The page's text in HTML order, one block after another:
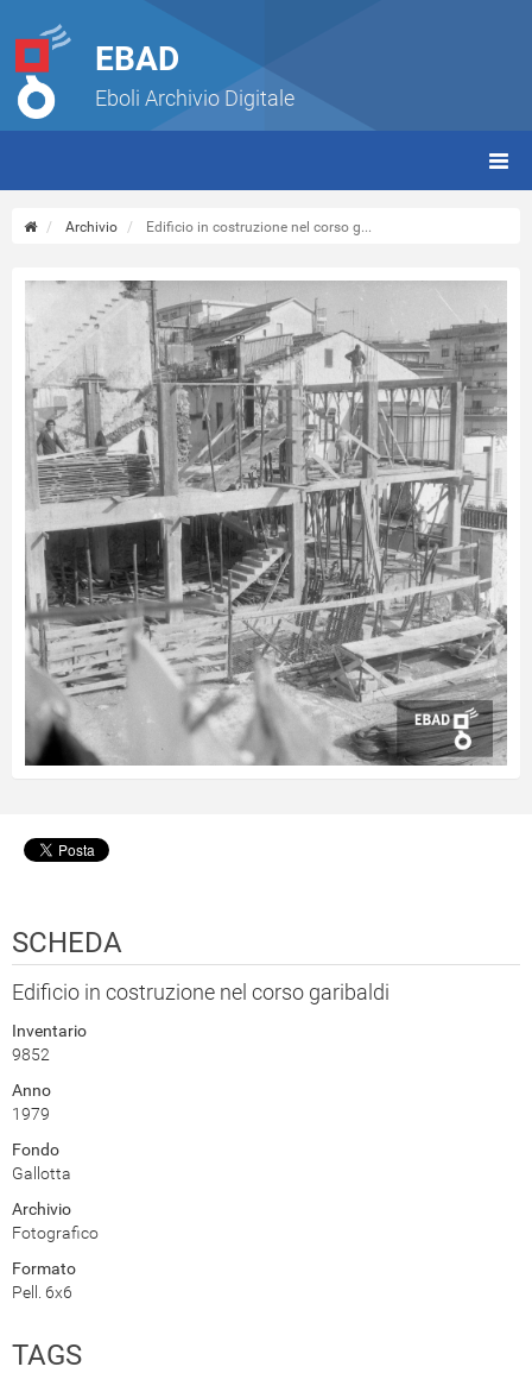
EBAD
Eboli Archivio Digitale
Archivio Edificio in costruzione nel corso g...
SCHEDA
Edificio in costruzione nel corso garibaldi
Inventario
9852
Anno
1979
Fondo
Gallotta
Archivio
Fotografico
Formato
Pell. 6x6
TAGS